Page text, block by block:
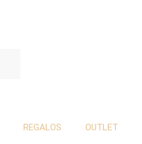
REGALOS OUTLET